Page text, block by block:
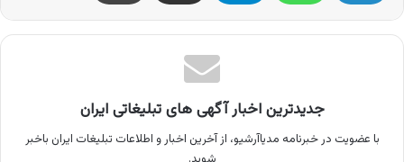
جدیدترین اخبار آگهی های تبلیغاتی ایران
با عضویت در خبرنامه مدیاآرشیو، از آخرین اخبار و اطلاعات تبلیغات ایران باخبر